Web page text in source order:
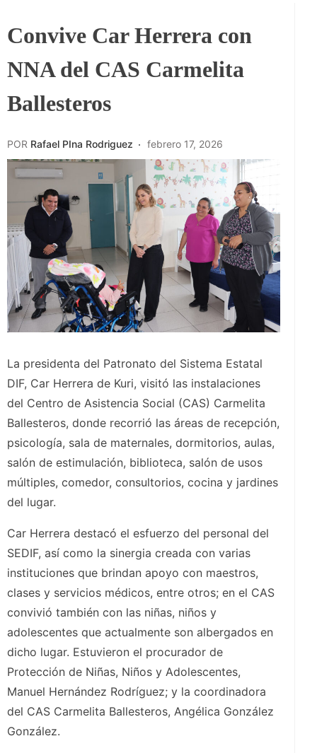
Convive Car Herrera con
NNA del CAS Carmelita
Ballesteros
POR Rafael PIna Rodriguez febrero 17, 2026
La presidenta del Patronato del Sistema Estatal
DIF, Car Herrera de Kuri, visitó las instalaciones
del Centro de Asistencia Social (CAS) Carmelita
Ballesteros, donde recorrió las áreas de recepción,
psicología, sala de maternales, dormitorios, aulas,
salón de estimulación, biblioteca, salón de usos
múltiples, comedor, consultorios, cocina y jardines
del lugar.
Car Herrera destacó el esfuerzo del personal del
SEDIF, así como la sinergia creada con varias
instituciones que brindan apoyo con maestros,
clases y servicios médicos, entre otros; en el CAS
convivió también con las niñas, niños y
adolescentes que actualmente son albergados en
dicho lugar. Estuvieron el procurador de
Protección de Niñas, Niños y Adolescentes,
Manuel Hernández Rodríguez; y la coordinadora
del CAS Carmelita Ballesteros, Angélica González
González.